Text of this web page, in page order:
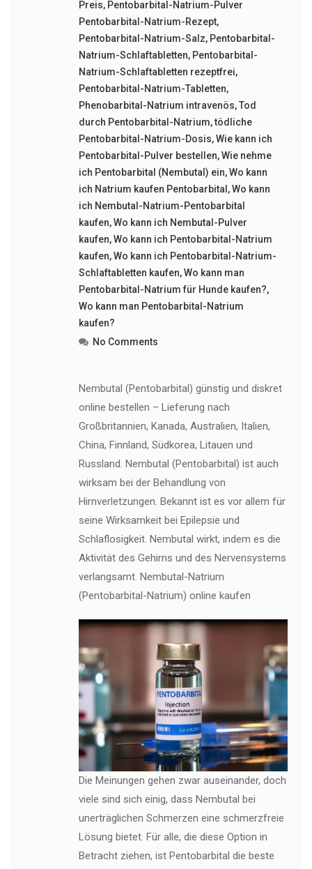
Preis, Pentobarbital-Natrium-Pulver
Pentobarbital-Natrium-Rezept,
Pentobarbital-Natrium-Salz, Pentobarbital-
Natrium-Schlaftabletten, Pentobarbital-
Natrium-Schlaftabletten rezeptfrei,
Pentobarbital-Natrium-Tabletten,
Phenobarbital-Natrium intravenös,Tod
durch Pentobarbital-Natrium,tödliche
Pentobarbital-Natrium-Dosis,Wie kann ich
Pentobarbital-Pulver bestellen,Wie nehme
ich Pentobarbital (Nembutal) ein,Wo kann
ich Natrium kaufen Pentobarbital ,Wo kann
ich Nembutal-Natrium-Pentobarbital
kaufen,Wo kann ich Nembutal-Pulver
kaufen,Wo kann ich Pentobarbital-Natrium
kaufen,Wo kann ich Pentobarbital-Natrium-
Schlaftabletten kaufen,Wo kann man
Pentobarbital-Natrium für Hunde kaufen?,
Wo kann man Pentobarbital-Natrium
kaufen?
No Comments
Nembutal (Pentobarbital) günstig und diskret
online bestellen – Lieferung nach
Großbritannien, Kanada, Australien, Italien,
China, Finnland, Südkorea, Litauen und
Russland. Nembutal (Pentobarbital) ist auch
wirksam bei der Behandlung von
Hirnverletzungen. Bekannt ist es vor allem für
seine Wirksamkeit bei Epilepsie und
Schlaflosigkeit. Nembutal wirkt, indem es die
Aktivität des Gehirns und des Nervensystems
verlangsamt. Nembutal-Natrium
(Pentobarbital-Natrium) online kaufen
Die Meinungen gehen zwar auseinander, doch
viele sind sich einig, dass Nembutal bei
unerträglichen Schmerzen eine schmerzfreie
Lösung bietet. Für alle, die diese Option in
Betracht ziehen, ist Pentobarbital die beste